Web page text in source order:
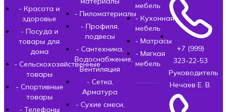
- Красота и
здоровье
- Посуда и
товары для
дома
- Сельскохозяйственные
товары
- Спортивные
товары
- Телефоны
- Пиломатериалы
- Профиля,
подвесы
- Сантехника,
Водоснабжение,
Вентиляция
- Сетка,
Арматура
- Сухие смеси,
мебель
- Кухонная
мебель
- Матрасы
- Мягкая
мебель
+7 (999)
323-22-53
Руководитель
Нечаев Е. В.